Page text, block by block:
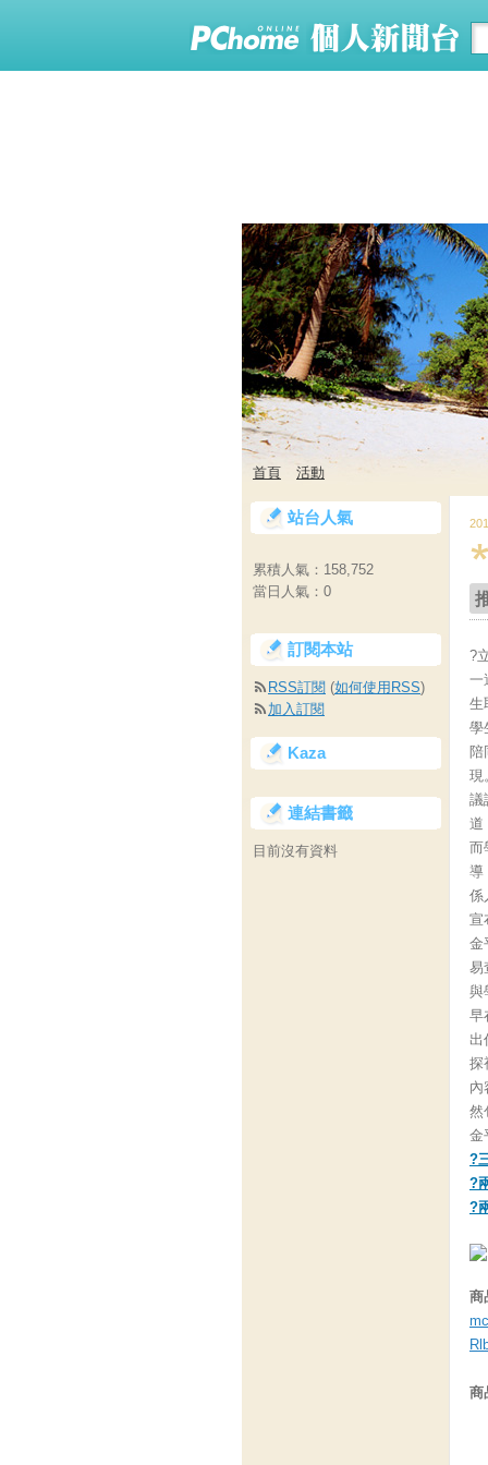
首頁 活動
?
一
生
學
陪
現
議
道
而
導
係
宣
金
易
與
早
出
探
內
然
金
?
?
?
商
商
站台人氣
累積人氣： 158,752
當日人氣： 0
訂閱本站
RSS訂閱 (如何使用RSS)
加入訂閱
Kaza
連結書籤
目前沒有資料